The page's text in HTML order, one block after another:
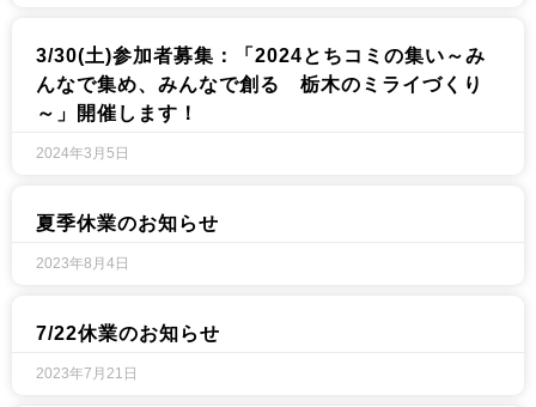
3/30(土)参加者募集：「2024とちコミの集い～み
んなで集め、みんなで創る 栃木のミライづくり
～」開催します！
2024年3月5日
夏季休業のお知らせ
2023年8月4日
7/22休業のお知らせ
2023年7月21日